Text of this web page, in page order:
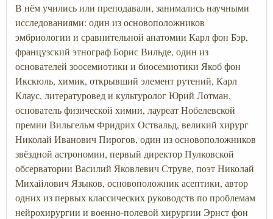
В нём учились или преподавали, занимались научными
исследованиями: один из основоположников
эмбриологии и сравнительной анатомии Карл фон Бэр,
французский этнограф Борис Вильде, один из
основателей зоосемиотики и биосемиотики Якоб фон
Икскюль, химик, открывший элемент рутений, Карл
Клаус, литературовед и культуролог Юрий Лотман,
основатель физической химии, лауреат Нобелевской
премии Вильгельм Фридрих Оствальд, великий хирург
Николай Иванович Пирогов, один из основоположников
звёздной астрономии, первый директор Пулковской
обсерватории Василий Яковлевич Струве, поэт Николай
Михайлович Языков, основоположник асептики, автор
одних из первых классических руководств по проблемам
нейрохирургии и военно-полевой хирургии Эрнст фон